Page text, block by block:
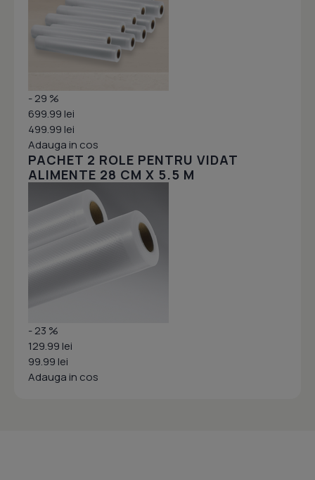
- 29 %
699.99 lei
499.99 lei
Adauga in cos
PACHET 2 ROLE PENTRU VIDAT
ALIMENTE 28 CM X 5.5 M
- 23 %
129.99 lei
99.99 lei
Adauga in cos